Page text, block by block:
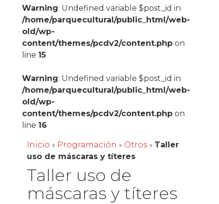
Warning: Undefined variable $post_id in
/home/parquecultural/public_html/web-
old/wp-
content/themes/pcdv2/content.phpon
line 15
Warning: Undefined variable $post_id in
/home/parquecultural/public_html/web-
old/wp-
content/themes/pcdv2/content.phpon
line 16
Inicio » Programación » Otros» Taller
uso de máscaras y títeres
Taller uso de
máscaras y títeres